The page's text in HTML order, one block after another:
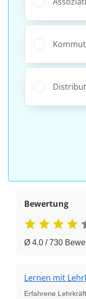
Bewertung
Ø 4.0 / 730
Lernen mit
Erfahrene